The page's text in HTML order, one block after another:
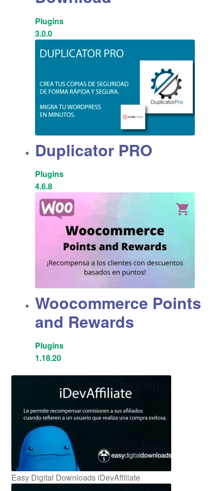
Plugins
3.0.0
Duplicator PRO
Plugins
4.6.8
Woocommerce Points
and Rewards
Plugins
1.18.20
Easy Digital Downloads iDevAffiliate